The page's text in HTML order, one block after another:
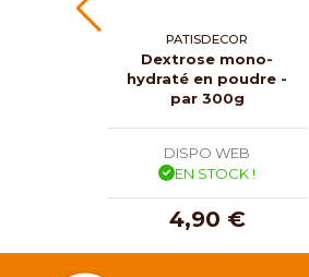
PATISDECOR
Dextrose mono-
hydraté en poudre -
par 300g
DISPO WEB
EN STOCK !
4,90 €